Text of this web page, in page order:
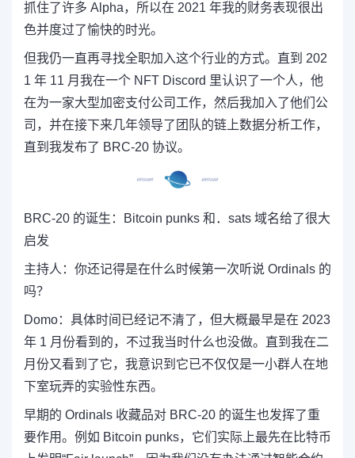
抓住了许多 Alpha，所以在 2021 年我的财务表现很出
色并度过了愉快的时光。
但我仍一直再寻找全职加入这个行业的方式。直到 202
1 年 11 月我在一个 NFT Discord 里认识了一个人，他
在为一家大型加密支付公司工作，然后我加入了他们公
司，并在接下来几年领导了团队的链上数据分析工作，
直到我发布了 BRC-20 协议。
BRC-20 的诞生：Bitcoin punks 和．sats 域名给了很大
启发
主持人： 你还记得是在什么时候第一次听说 Ordinals 的
吗？
Domo： 具体时间已经记不清了，但大概最早是在 2023
年 1 月份看到的，不过我当时什么也没做。直到我在二
月份又看到了它，我意识到它已不仅仅是一小群人在地
下室玩弄的实验性东西。
早期的 Ordinals 收藏品对 BRC-20 的诞生也发挥了重
要作用。 例如 Bitcoin punks，它们实际上最先在比特币